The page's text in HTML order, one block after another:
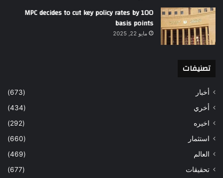
MPC decides to cut key policy rates by 100
basis points
مايو 22, 2025
تصنيفات
أخبار
(673)
أخري
(434)
اخيره
(292)
استثمار
(660)
العالم
(469)
تحقيقات
(677)